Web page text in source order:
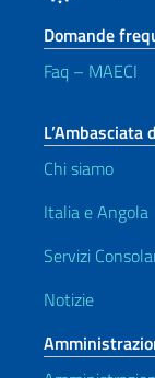
Domande
Faq – MAECI
L’Ambasciata
Chi siamo
Italia e Angola
Servizi
Notizie